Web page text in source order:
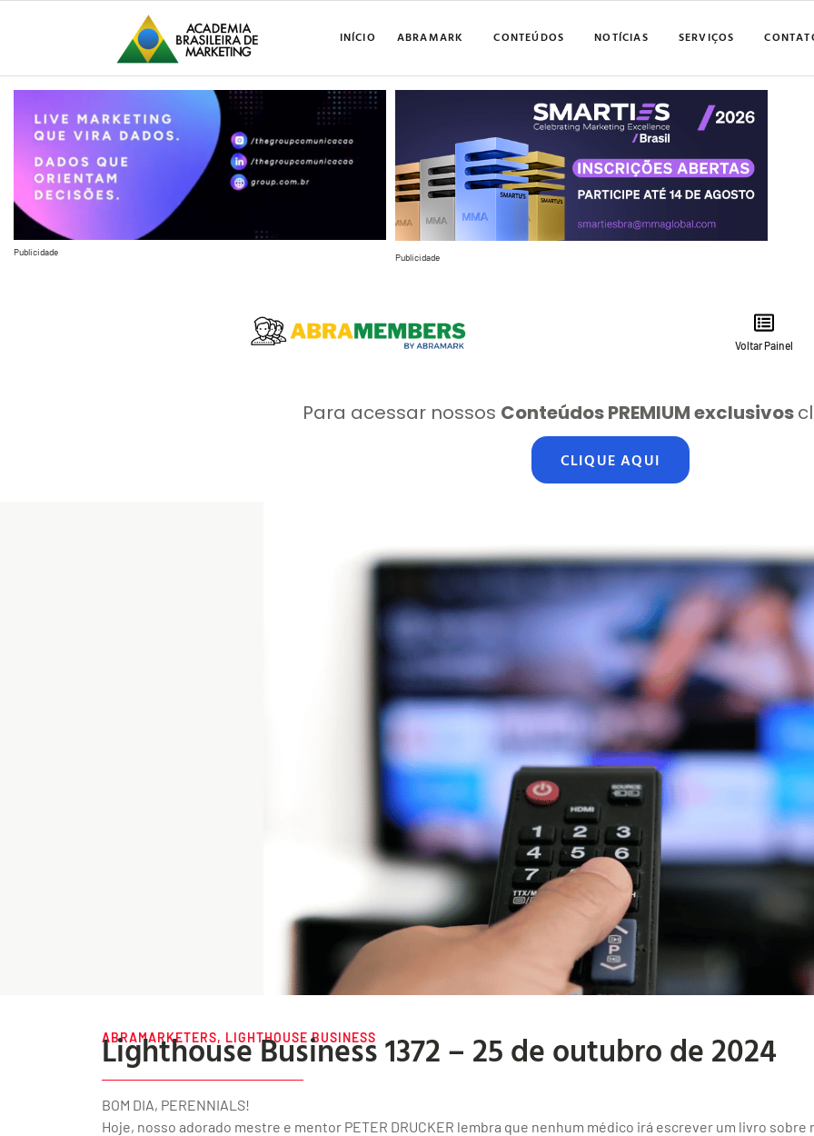
INÍCIO ABRAMARK CONTEÚDOS NOTÍCIAS SERVIÇOS
Publicidade Publicidade
Voltar Painel
Para acessar nossos Conteúdos PREMIUM exclusivos
CLIQUE AQUI
ABRAMARKETERS, LIGHTHOUSE BUSINESS
Lighthouse Business 1372 – 25 de outubro de 2024
BOM DIA, PERENNIALS!
Hoje, nosso adorado mestre e mentor PETER DRUCKER lembra que nenhum médico irá escrever um livro sobre